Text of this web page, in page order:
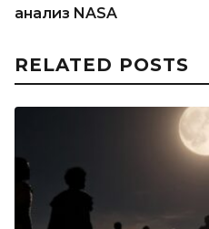
анализ NASA
RELATED POSTS